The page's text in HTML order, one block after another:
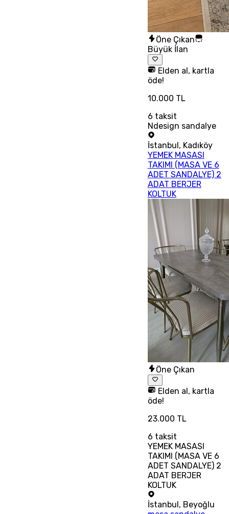
Öne Çıkan
Büyük İlan
Elden al, kartla
öde!
10.000 TL
6 taksit
Ndesign sandalye
İstanbul, Kadıköy
YEMEK MASASI
TAKIMI (MASA VE 6
ADET SANDALYE) 2
ADAT BERJER
KOLTUK
Öne Çıkan
Elden al, kartla
öde!
23.000 TL
6 taksit
YEMEK MASASI
TAKIMI (MASA VE 6
ADET SANDALYE) 2
ADAT BERJER
KOLTUK
İstanbul , Beyoğlu